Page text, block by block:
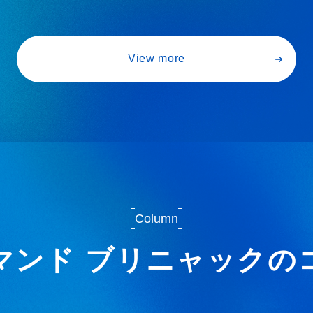
View more
Column
ンド ブリニャックの